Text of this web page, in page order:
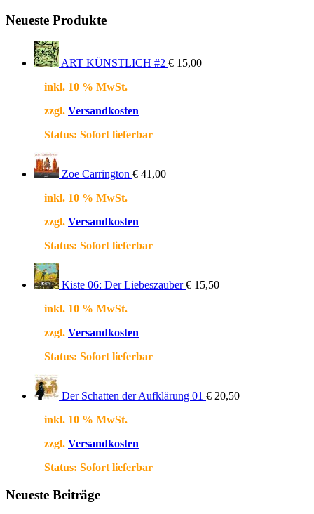
Neueste Produkte
ART KÜNSTLICH #2 € 15,00
inkl. 10 % MwSt.
zzgl. Versandkosten
Status: Sofort lieferbar
Zoe Carrington € 41,00
inkl. 10 % MwSt.
zzgl. Versandkosten
Status: Sofort lieferbar
Kiste 06: Der Liebeszauber € 15,50
inkl. 10 % MwSt.
zzgl. Versandkosten
Status: Sofort lieferbar
Der Schatten der Aufklärung 01 € 20,50
inkl. 10 % MwSt.
zzgl. Versandkosten
Status: Sofort lieferbar
Neueste Beiträge